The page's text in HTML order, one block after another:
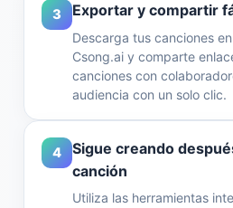
3 Exportar y compartir
Descarga tus canciones
Csong.ai y comparte
canciones con
audiencia con un solo clic.
4
Sigue creando
canción
Utiliza las herramientas